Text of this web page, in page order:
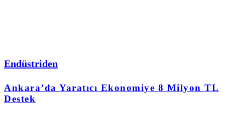
Endüstriden
Ankara’da Yaratıcı Ekonomiye 8 Milyon TL
Destek